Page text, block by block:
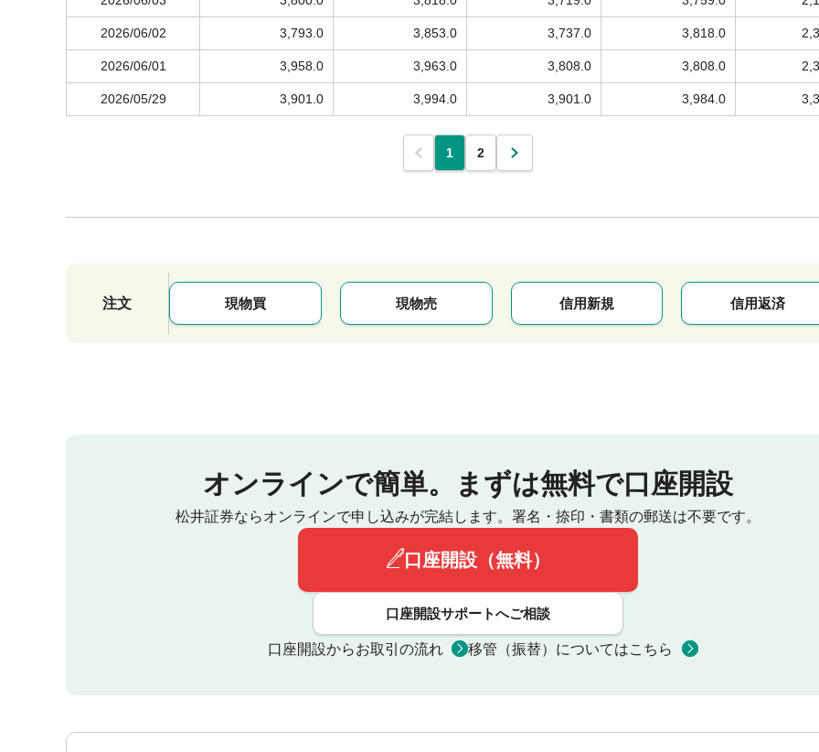
2026/06/02 3,793.0 3,853.0 3,737.0 3,818.0
2026/06/01 3,958.0 3,963.0 3,808.0 3,808.0
2026/05/29 3,901.0 3,994.0 3,901.0 3,984.0
1 2
注文 現物買 現物売 信用新規 信用返済
オンラインで簡単。 まずは無料で口座開設
松井証券ならオンラインで申し込みが完結します。 署名・捺印・書類の郵送は不要です。
口座開設（無料）
口座開設サポートへご相談
口座開設からお取引の流れ 移管（振替）についてはこちら